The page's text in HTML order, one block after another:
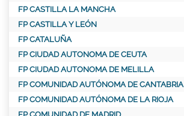
FP CASTILLA LA MANCHA
FP CASTILLA Y LEÓN
FP CATALUÑA
FP CIUDAD AUTONOMA DE CEUTA
FP CIUDAD AUTONOMA DE MELILLA
FP COMUNIDAD AUTÓNOMA DE CANTABRIA
FP COMUNIDAD AUTÓNOMA DE LA RIOJA